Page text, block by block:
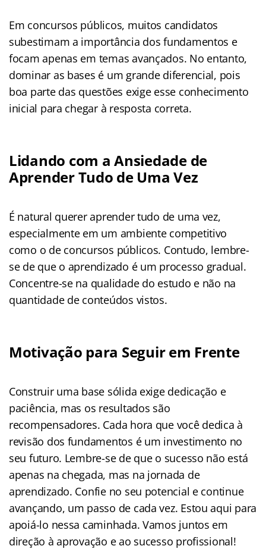
Em concursos públicos, muitos candidatos
subestimam a importância dos fundamentos e
focam apenas em temas avançados. No entanto,
dominar as bases é um grande diferencial, pois
boa parte das questões exige esse conhecimento
inicial para chegar à resposta correta.
Lidando com a Ansiedade de
Aprender Tudo de Uma Vez
É natural querer aprender tudo de uma vez,
especialmente em um ambiente competitivo
como o de concursos públicos. Contudo, lembre-
se de que o aprendizado é um processo gradual.
Concentre-se na qualidade do estudo e não na
quantidade de conteúdos vistos.
Motivação para Seguir em Frente
Construir uma base sólida exige dedicação e
paciência, mas os resultados são
recompensadores. Cada hora que você dedica à
revisão dos fundamentos é um investimento no
seu futuro. Lembre-se de que o sucesso não está
apenas na chegada, mas na jornada de
aprendizado. Confie no seu potencial e continue
avançando, um passo de cada vez. Estou aqui para
apoiá-lo nessa caminhada. Vamos juntos em
direção à aprovação e ao sucesso profissional!